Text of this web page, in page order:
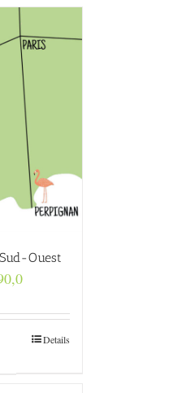
Ouest
Plage
€740,0
Details